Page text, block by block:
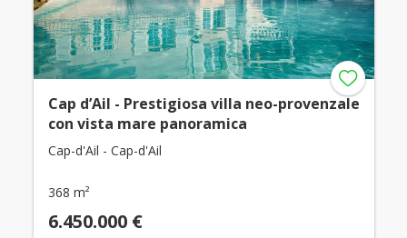
Cap d’Ail - Prestigiosa villa neo-provenzale
con vista mare panoramica
Cap-d'Ail - Cap-d'Ail
368 m²
6.450.000 €